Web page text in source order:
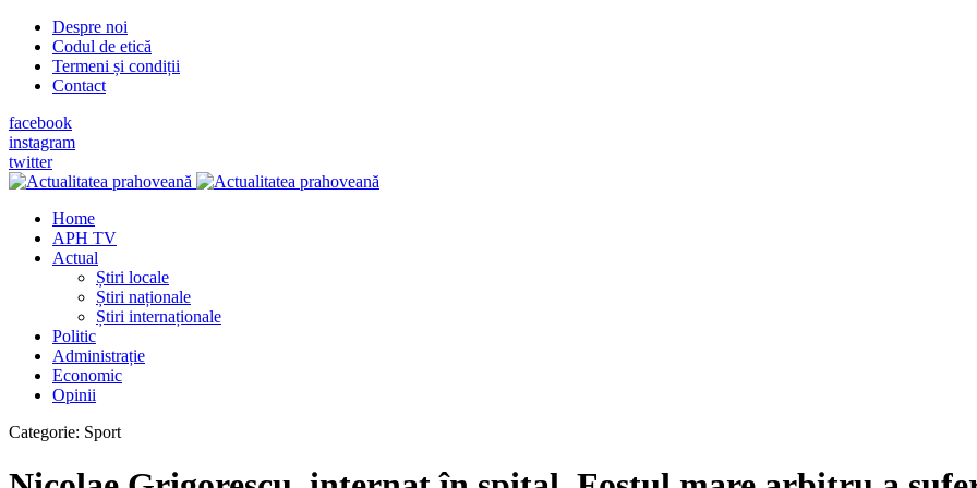
Despre noi
Codul de etică
Termeni și condiții
Contact
facebook
instagram
twitter
Home
APH TV
Actual
Știri locale
Știri naționale
Știri internaționale
Politic
Administrație
Economic
Opinii
Categorie: Sport